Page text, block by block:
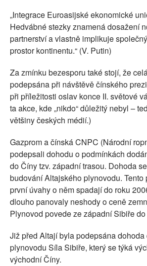
„Integrace Euroasijské ekonomické
Hedvábné stezky znamená dosažení
partnerství a vlastně implikuje
prostor kontinentu.“ (V. Putin)
Za zmínku bezesporu také stojí, že
podepsána při návštěvě čínského
při příležitosti oslav konce II. světové
ta akce, kde „nikdo“ důležitý nebyl –
většiny českých médií.)
Gazprom a čínská CNPC (Národní
podepsali dohodu o podmínkách
do Číny tzv. západní trasou. Dohoda
budování Altajského plynovodu. Tento
první úvahy o něm spadají do roku
dlouho panovaly neshody o ceně
Plynovod povede ze západní Sibiře
Již před Altají byla podepsána
plynovodu Síla Sibiře, který se týká
východní Číny.